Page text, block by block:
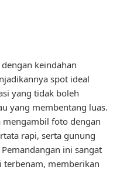
keindahan
spot ideal
yang tidak boleh
yang membentang luas.
foto dengan
rapi, serta gunung
ini sangat
terbenam, memberikan